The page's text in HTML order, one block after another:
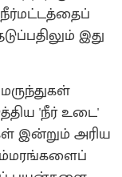
நீர்மட்டத்தைப்
இது
'நீர் உடை'
இன்றும் அரிய